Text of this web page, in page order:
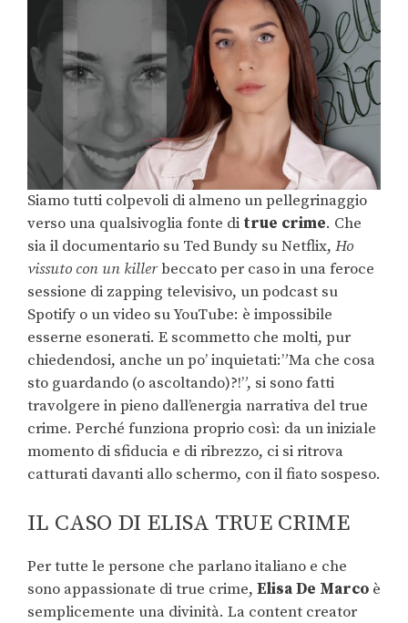
Siamo tutti colpevoli di almeno un pellegrinaggio
verso una qualsivoglia fonte di true crime. Che
sia il documentario su Ted Bundy su Netflix, Ho
vissuto con un killerbeccato per caso in una feroce
sessione di zapping televisivo, un podcast su
Spotify o un video su YouTube: è impossibile
esserne esonerati. E scommetto che molti, pur
chiedendosi, anche un po’ inquietati:”Ma che cosa
sto guardando (o ascoltando)?!”, si sono fatti
travolgere in pieno dall’energia narrativa del true
crime. Perché funziona proprio così: da un iniziale
momento di sfiducia e di ribrezzo, ci si ritrova
catturati davanti allo schermo, con il fiato sospeso.
IL CASO DI ELISA TRUE CRIME
Per tutte le persone che parlano italiano e che
sono appassionate di true crime, Elisa De Marco è
semplicemente una divinità. La content creator